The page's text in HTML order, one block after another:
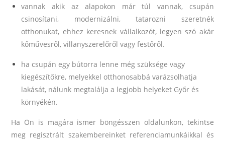
vannak akik az alapokon már túl vannak, csupán
csinosítani, modernizálni, tatarozni szeretnék
otthonukat, ehhez keresnek vállalkozót, legyen szó akár
kőművesről, villanyszerelőről vagy festőről.
ha csupán egy bútorra lenne még szüksége vagy
kiegészítőkre, melyekkel otthonosabbá varázsolhatja
lakását, nálunk megtalálja a legjobb helyeket Győr és
környékén.
Ha Ön is magára ismer böngésszen oldalunkon, tekintse
meg regisztrált szakembereinket referenciamunkáikkal és